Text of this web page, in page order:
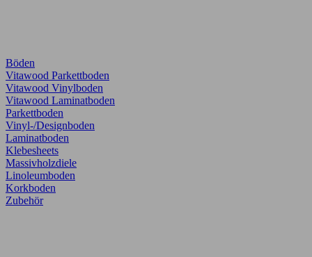
Böden
Vitawood Parkettboden
Vitawood Vinylboden
Vitawood Laminatboden
Parkettboden
Vinyl-/Designboden
Laminatboden
Klebesheets
Massivholzdiele
Linoleumboden
Korkboden
Zubehör